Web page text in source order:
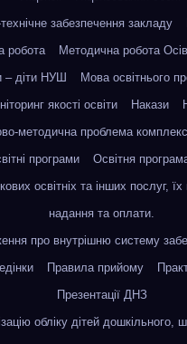
забезпечення закладу
робота
Методична робота
– діти НУШ
Мова освітнього
якості освіти
Накази
методична проблема
програми
Освітня
освітніх та інших послуг,
надання та оплати.
про внутрішню систему
Правила прийому
Презентації ДНЗ
обліку дітей дошкільного,